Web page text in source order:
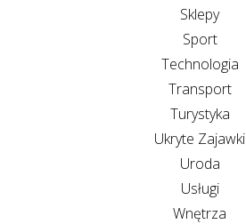
Sklepy
Sport
Technologia
Transport
Turystyka
Ukryte Zajawki
Uroda
Usługi
Wnętrza